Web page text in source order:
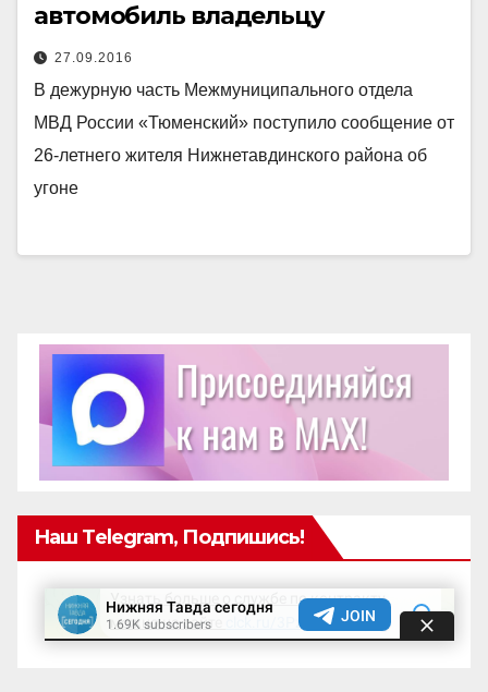
автомобиль владельцу
27.09.2016
В дежурную часть Межмуниципального отдела
МВД России «Тюменский» поступило сообщение от
26-летнего жителя Нижнетавдинского района об
угоне
Наш Telegram, Подпишись!